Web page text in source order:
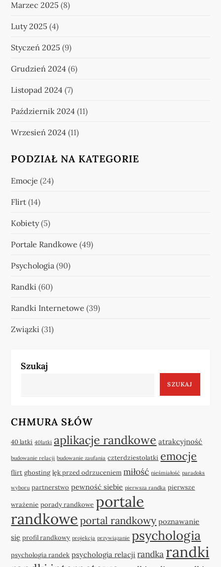
Marzec 2025 (8)
Luty 2025 (4)
Styczeń 2025 (9)
Grudzień 2024 (6)
Listopad 2024 (7)
Październik 2024 (11)
Wrzesień 2024 (11)
PODZIAŁ NA KATEGORIE
Emocje (24)
Flirt (14)
Kobiety(5)
Portale Randkowe (49)
Psychologia (90)
Randki (60)
Randki Internetowe (39)
Związki (31)
Szukaj
SZUKAJ
CHMURA SŁÓW
40 latki 40latki aplikacje randkowe atrakcyjność
budowanie relacji budowanie zaufania czterdziestolatki emocje
flirt ghosting lęk przed odrzuceniem miłość nieśmiałość paradoks
wyboru partnerstwo pewność siebie pierwsza randka pierwsze
wrażenie porady randkowe portale
randkowe portal randkowy poznawanie
się profil randkowy projekcja przywiązanie psychologia
psychologia randek psychologia relacji randka randki